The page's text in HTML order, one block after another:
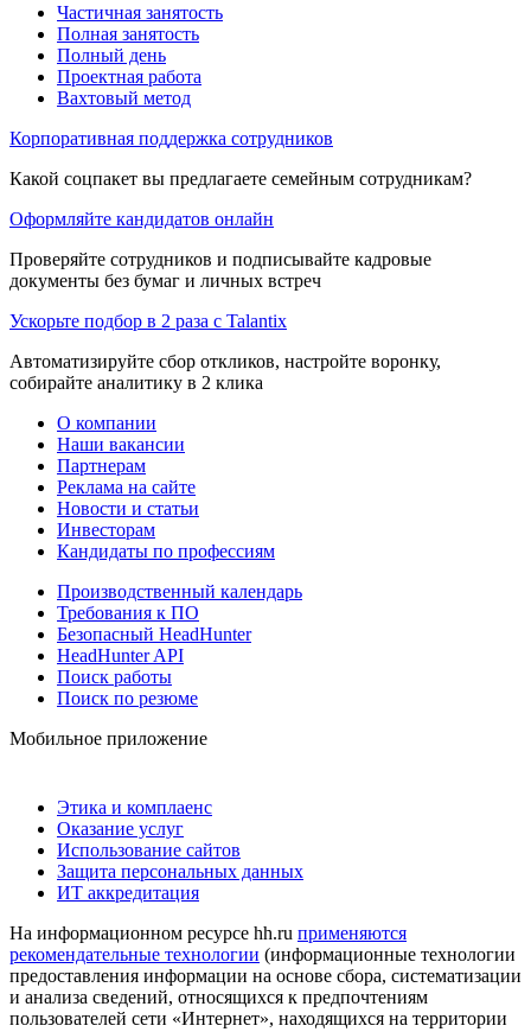
Частичная занятость
Полная занятость
Полный день
Проектная работа
Вахтовый метод
Корпоративная поддержка сотрудников
Какой соцпакет вы предлагаете семейным сотрудникам?
Оформляйте кандидатов онлайн
Проверяйте сотрудников и подписывайте кадровые
документы без бумаг и личных встреч
Ускорьте подбор в 2 раза с Talantix
Автоматизируйте сбор откликов, настройте воронку,
собирайте аналитику в 2 клика
О компании
Наши вакансии
Партнерам
Реклама на сайте
Новости и статьи
Инвесторам
Кандидаты по профессиям
Производственный календарь
Требования к ПО
Безопасный HeadHunter
HeadHunter API
Поиск работы
Поиск по резюме
Мобильное приложение
Этика и комплаенс
Оказание услуг
Использование сайтов
Защита персональных данных
ИТ аккредитация
На информационном ресурсе hh.ru применяются
рекомендательные технологии (информационные технологии
предоставления информации на основе сбора, систематизации
и анализа сведений, относящихся к предпочтениям
пользователей сети «Интернет», находящихся на территории